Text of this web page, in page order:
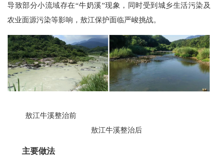
导致部分小流域存在“牛奶溪”现象，同时受到城乡生活污染及
农业面源污染等影响，敖江保护面临严峻挑战。
敖江牛溪整治前
敖江牛溪整治后
主要做法